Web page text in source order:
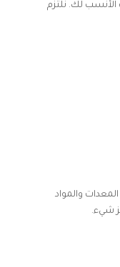
الأنسب لك. نلتزم
والمواد
شيء.